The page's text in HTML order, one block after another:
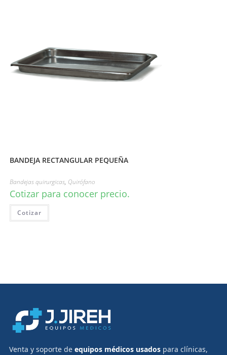
BANDEJA RECTANGULAR PEQUEÑA
Bandejas quirurgicas, Quirófano
Cotizar para conocer precio.
Cotizar
Venta y soporte de equipos médicos usadospara clínicas,